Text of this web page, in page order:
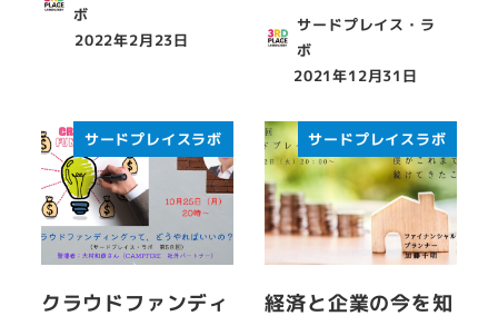
ボ
投稿日
2022年2月23日
サードプレイス・ラ
ボ
投稿日
2021年12月31日
サードプレイスラボ
クラウドファンディ
サードプレイスラボ
経済と企業の今を知